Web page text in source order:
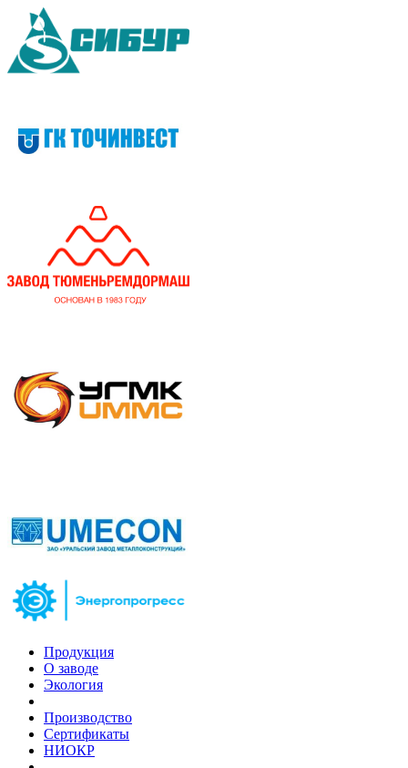
Продукция
О заводе
Экология
Производство
Сертификаты
НИОКР